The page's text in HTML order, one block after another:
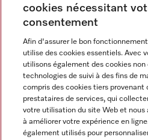
Newsletter
Langue
FRANÇAIS
cookies nécessitant
consentement
Afin d'assurer le bon
utilise des cookies essentiels. Avec
utilisons également des cookies
technologies de suivi à des fins de
compris des cookies tiers provenant
prestataires de services, qui
votre utilisation du site Web et nous
à améliorer votre expérience en
également utilisés pour